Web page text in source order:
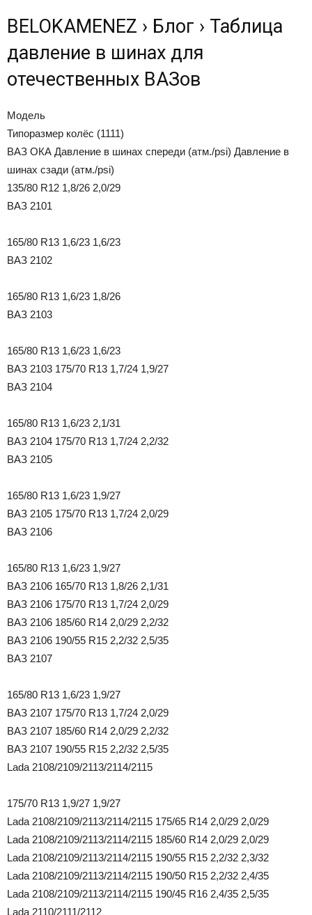
BELOKAMENEZ › Блог › Таблица
давление в шинах для
отечественных ВАЗов
Модель
Типоразмер колёс (1111)
ВАЗ ОКА Давление в шинах спереди (атм./psi) Давление в
шинах сзади (атм./psi)
135/80 R12 1,8/26 2,0/29
ВАЗ 2101
165/80 R13 1,6/23 1,6/23
ВАЗ 2102
165/80 R13 1,6/23 1,8/26
ВАЗ 2103
165/80 R13 1,6/23 1,6/23
ВАЗ 2103 175/70 R13 1,7/24 1,9/27
ВАЗ 2104
165/80 R13 1,6/23 2,1/31
ВАЗ 2104 175/70 R13 1,7/24 2,2/32
ВАЗ 2105
165/80 R13 1,6/23 1,9/27
ВАЗ 2105 175/70 R13 1,7/24 2,0/29
ВАЗ 2106
165/80 R13 1,6/23 1,9/27
ВАЗ 2106 165/70 R13 1,8/26 2,1/31
ВАЗ 2106 175/70 R13 1,7/24 2,0/29
ВАЗ 2106 185/60 R14 2,0/29 2,2/32
ВАЗ 2106 190/55 R15 2,2/32 2,5/35
ВАЗ 2107
165/80 R13 1,6/23 1,9/27
ВАЗ 2107 175/70 R13 1,7/24 2,0/29
ВАЗ 2107 185/60 R14 2,0/29 2,2/32
ВАЗ 2107 190/55 R15 2,2/32 2,5/35
Lada 2108/2109/2113/2114/2115
175/70 R13 1,9/27 1,9/27
Lada 2108/2109/2113/2114/2115 175/65 R14 2,0/29 2,0/29
Lada 2108/2109/2113/2114/2115 185/60 R14 2,0/29 2,0/29
Lada 2108/2109/2113/2114/2115 190/55 R15 2,2/32 2,3/32
Lada 2108/2109/2113/2114/2115 190/50 R15 2,2/32 2,4/35
Lada 2108/2109/2113/2114/2115 190/45 R16 2,4/35 2,5/35
Lada 2110/2111/2112